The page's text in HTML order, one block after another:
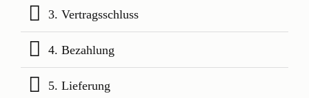
3. Vertragsschluss
4. Bezahlung
5. Lieferung